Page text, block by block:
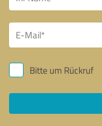
Bitte um Rückruf